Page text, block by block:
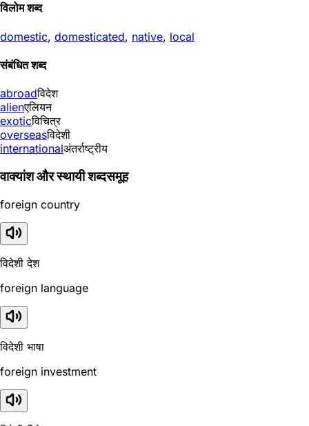
विलोम शब्द
domestic, domesticated, native, local
संबंधित शब्द
abroadविदेश
alienएलियन
exoticविचित्र
overseasविदेशी
internationalअंतर्राष्ट्रीय
वाक्यांश और स्थायी शब्दसमूह
foreign country
विदेशी देश
foreign language
विदेशी भाषा
foreign investment